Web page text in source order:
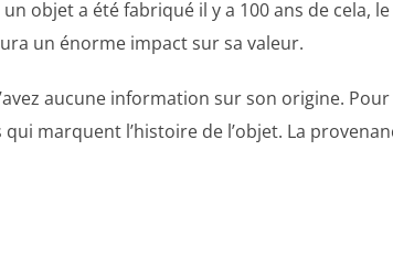
objet a été fabriqué il y a 100 ans de cela,
un énorme impact sur sa valeur.
aucune information sur son origine.
marquent l’histoire de l’objet. La